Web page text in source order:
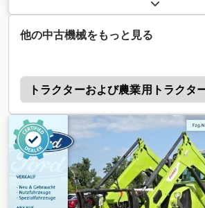
サスペンション:その他, 座席数:2, 稼働時
ャビン, 全輪駆動,
他の中古機械をもっと見る
トラクターおよび農業用トラクタ